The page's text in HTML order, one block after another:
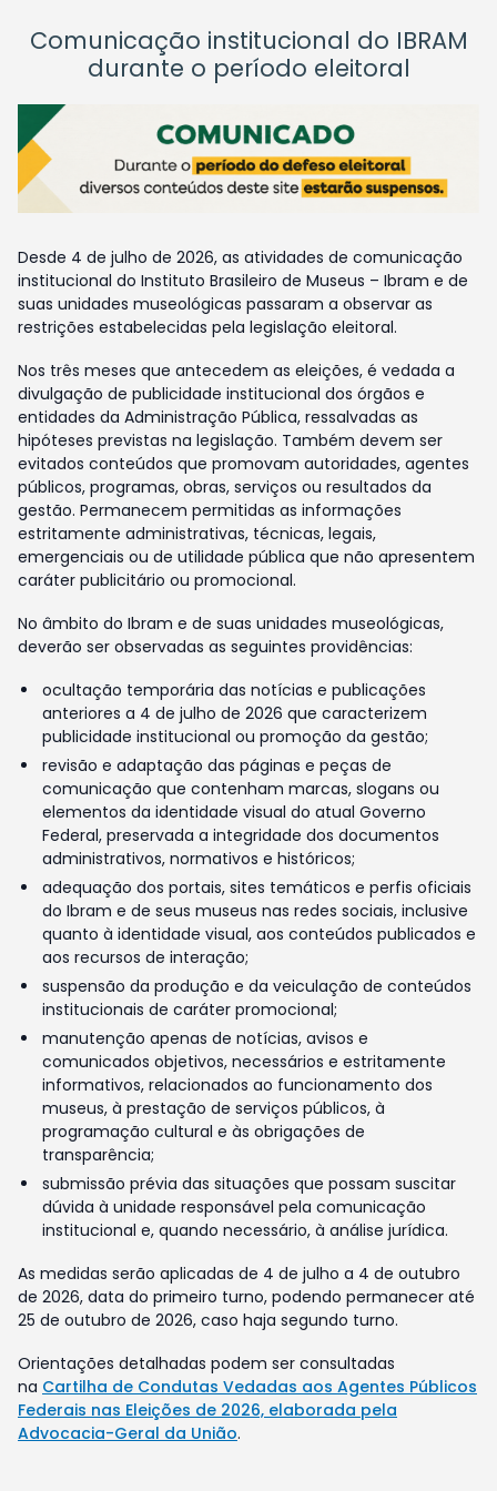
Comunicação institucional do IBRAM
durante o período eleitoral
Desde 4 de julho de 2026, as atividades de comunicação
institucional do Instituto Brasileiro de Museus – Ibram e de
suas unidades museológicas passaram a observar as
restrições estabelecidas pela legislação eleitoral.
Nos três meses que antecedem as eleições, é vedada a
divulgação de publicidade institucional dos órgãos e
entidades da Administração Pública, ressalvadas as
hipóteses previstas na legislação. Também devem ser
evitados conteúdos que promovam autoridades, agentes
públicos, programas, obras, serviços ou resultados da
gestão. Permanecem permitidas as informações
estritamente administrativas, técnicas, legais,
emergenciais ou de utilidade pública que não apresentem
caráter publicitário ou promocional.
No âmbito do Ibram e de suas unidades museológicas,
deverão ser observadas as seguintes providências:
ocultação temporária das notícias e publicações
anteriores a 4 de julho de 2026 que caracterizem
publicidade institucional ou promoção da gestão;
revisão e adaptação das páginas e peças de
comunicação que contenham marcas, slogans ou
elementos da identidade visual do atual Governo
Federal, preservada a integridade dos documentos
administrativos, normativos e históricos;
adequação dos portais, sites temáticos e perfis oficiais
do Ibram e de seus museus nas redes sociais, inclusive
quanto à identidade visual, aos conteúdos publicados e
aos recursos de interação;
suspensão da produção e da veiculação de conteúdos
institucionais de caráter promocional;
manutenção apenas de notícias, avisos e
comunicados objetivos, necessários e estritamente
informativos, relacionados ao funcionamento dos
museus, à prestação de serviços públicos, à
programação cultural e às obrigações de
transparência;
submissão prévia das situações que possam suscitar
dúvida à unidade responsável pela comunicação
institucional e, quando necessário, à análise jurídica.
As medidas serão aplicadas de 4 de julho a 4 de outubro
de 2026, data do primeiro turno, podendo permanecer até
25 de outubro de 2026, caso haja segundo turno.
Orientações detalhadas podem ser consultadas
na Cartilha de Condutas Vedadas aos Agentes Públicos
Federais nas Eleições de 2026, elaborada pela
Advocacia-Geral da União.